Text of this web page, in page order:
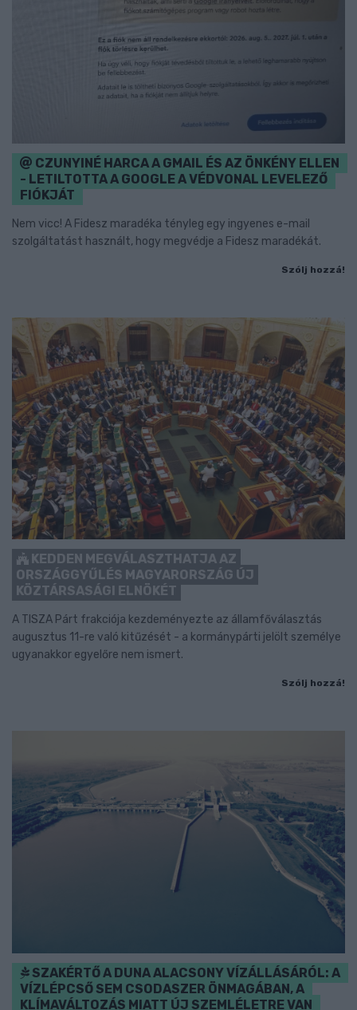
CZUNYINÉ HARCA A GMAIL ÉS AZ ÖNKÉNY ELLEN
- LETILTOTTA A GOOGLE A VÉDVONAL LEVELEZŐ
FIÓKJÁT
Nem vicc! A Fidesz maradéka tényleg egy ingyenes e-mail
szolgáltatást használt, hogy megvédje a Fidesz maradékát.
Szólj hozzá!
KEDDEN MEGVÁLASZTHATJA AZ
ORSZÁGGYŰLÉS MAGYARORSZÁG ÚJ
KÖZTÁRSASÁGI ELNÖKÉT
A TISZA Párt frakciója kezdeményezte az államfőválasztás
augusztus 11-re való kitűzését - a kormánypárti jelölt személye
ugyanakkor egyelőre nem ismert.
Szólj hozzá!
SZAKÉRTŐ A DUNA ALACSONY VÍZÁLLÁSÁRÓL: A
VÍZLÉPCSŐ SEM CSODASZER ÖNMAGÁBAN, A
KLÍMAVÁLTOZÁS MIATT ÚJ SZEMLÉLETRE VAN